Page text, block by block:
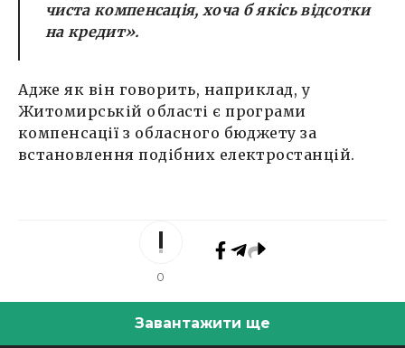
чиста компенсація, хоча б якісь відсотки
на кредит».
Адже як він говорить, наприклад, у
Житомирській області є програми
компенсації з обласного бюджету за
встановлення подібних електростанцій.
0
Завантажити ще